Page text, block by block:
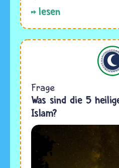
lesen
Frage
Was sind die 5
Islam?